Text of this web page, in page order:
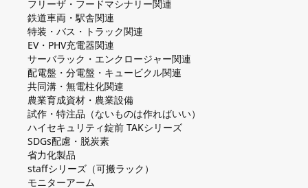
フリーザ・フードマシナリー関連
鉄道車両・駅舎関連
特装・バス・トラック関連
EV・PHV充電器関連
サーバラック・エンクロージャー関連
配電盤・分電盤・キュービクル関連
共同溝・無電柱化関連
農業育成資材・農業設備
試作・特注品（ないものは作ればいい）
ハイセキュリティ錠前 TAKシリーズ
SDGs配慮・脱炭素
省力化製品
staffシリーズ（可搬ラック）
モニターアーム